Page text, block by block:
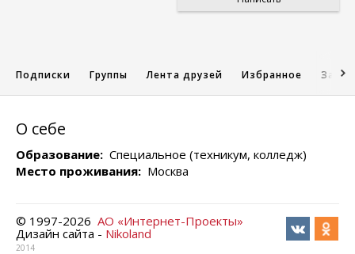
Подписки Группы Лента друзей Избранное
О себе
Образование: Специальное (техникум, колледж)
Место проживания: Москва
© 1997-2026 АО «Интернет-Проекты»
Дизайн сайта - Nikoland
2014